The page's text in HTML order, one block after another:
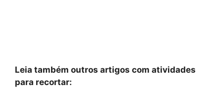
Leia também outros artigos com atividades
para recortar: